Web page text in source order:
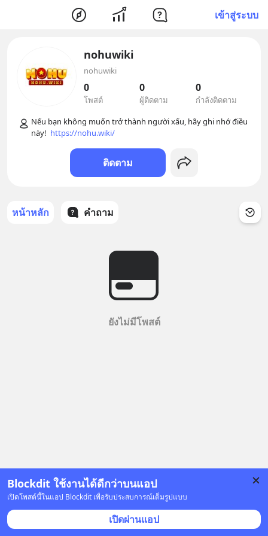
เข้าสู่ระบบ
Blockdit ใช้งานได้ดีกว่าบนแอป
เปิดโพสต์นี้ในแอป Blockdit เพื่อรับประสบการณ์เต็มรูปแบบ
เปิดผ่านแอป
nohuwiki
nohuwiki
0
โพสต์
0
ผู้ติดตาม
0
กำลังติดตาม
Nếu bạn không muốn trở thành người xấu, hãy ghi nhớ điều
này! https://nohu.wiki/
ติดตาม
หน้าหลัก คำถาม
ยังไม่มีโพสต์